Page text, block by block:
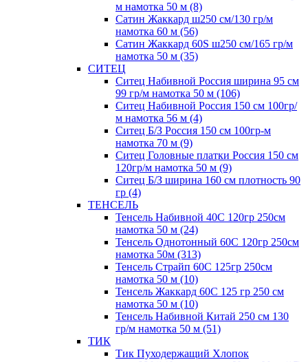
м намотка 50 м (8)
Сатин Жаккард ш250 см/130 гр/м
намотка 60 м (56)
Сатин Жаккард 60S ш250 см/165 гр/м
намотка 50 м (35)
СИТЕЦ
Ситец Набивной Россия ширина 95 см
99 гр/м намотка 50 м (106)
Ситец Набивной Россия 150 см 100гр/
м намотка 56 м (4)
Ситец Б/З Россия 150 см 100гр-м
намотка 70 м (9)
Ситец Головные платки Россия 150 см
120гр/м намотка 50 м (9)
Ситец Б/З ширина 160 см плотность 90
гр (4)
ТЕНСЕЛЬ
Тенсель Набивной 40С 120гр 250см
намотка 50 м (24)
Тенсель Однотонный 60С 120гр 250см
намотка 50м (313)
Тенсель Страйп 60С 125гр 250см
намотка 50 м (10)
Тенсель Жаккард 60С 125 гр 250 см
намотка 50 м (10)
Тенсель Набивной Китай 250 см 130
гр/м намотка 50 м (51)
ТИК
Тик Пуходержащий Хлопок